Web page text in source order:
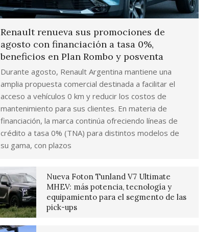
Renault renueva sus promociones de
agosto con financiación a tasa 0%,
beneficios en Plan Rombo y posventa
Durante agosto, Renault Argentina mantiene una
amplia propuesta comercial destinada a facilitar el
acceso a vehículos 0 km y reducir los costos de
mantenimiento para sus clientes. En materia de
financiación, la marca continúa ofreciendo líneas de
crédito a tasa 0% (TNA) para distintos modelos de
su gama, con plazos
Nueva Foton Tunland V7 Ultimate
MHEV: más potencia, tecnología y
equipamiento para el segmento de las
pick-ups